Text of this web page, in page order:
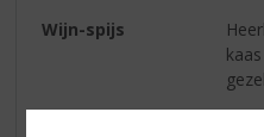
Wijn-spijs